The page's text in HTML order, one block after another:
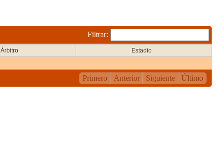
Filtrar:
Árbitro Estadio
Primero Anterior Siguiente Último